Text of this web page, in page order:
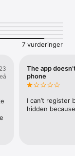
7 vurderinger
The app
phone
I can’t register
hidden